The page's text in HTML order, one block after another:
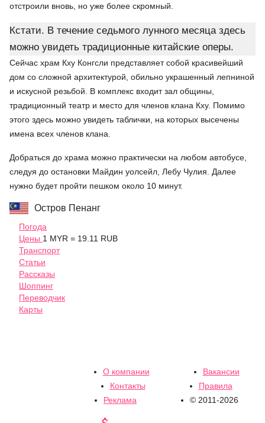
отстроили вновь, но уже более скромный.
Кстати. В течение седьмого лунного месяца здесь
можно увидеть традиционные китайские оперы.
Сейчас храм Кху Конгсли представляет собой красивейший
дом со сложной архитектурой, обильно украшенный лепниной
и искусной резьбой. В комплекс входит зал общины,
традиционный театр и место для членов клана Кху. Помимо
этого здесь можно увидеть таблички, на которых высечены
имена всех членов клана.
Добраться до храма можно практически на любом автобусе,
следуя до остановки Майдин уолсейл, Лебу Чулия. Далее
нужно будет пройти пешком около 10 минут.
Остров Пенанг
Погода
Цены 1 MYR = 19.11 RUB
Транспорт
Статьи
Рассказы
Шоппинг
Переводчик
Карты
О компании
Вакансии
Контакты
Правила
Реклама
© 2011-2026